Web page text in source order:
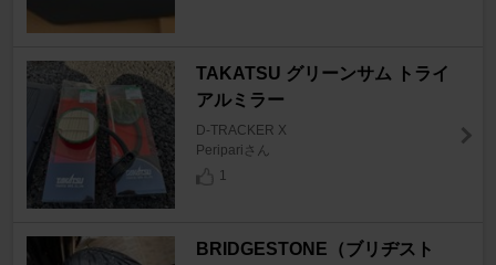
TAKATSU グリーンサム トライ
アルミラー
D-TRACKER X
Peripariさん
1
BRIDGESTONE（ブリヂスト